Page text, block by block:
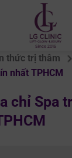
thức trị thâm
nhất TPHCM
chỉ Spa